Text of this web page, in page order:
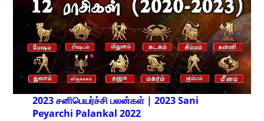
2023 சனிபெயர்ச்சி பலன்கள் | 2023 Sani
Peyarchi Palankal 2022